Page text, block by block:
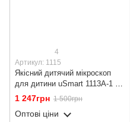
4
Артикул: 1115
Якісний дитячий мікроскоп
для дитини uSmart 1113A-1 з
збільшенням до 1200х,
Жовтий
1 247грн 1 500грн
Оптові ціни